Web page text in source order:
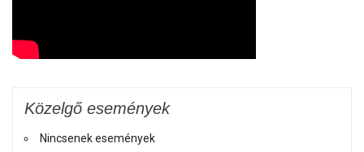
Közelgő események
Nincsenek események